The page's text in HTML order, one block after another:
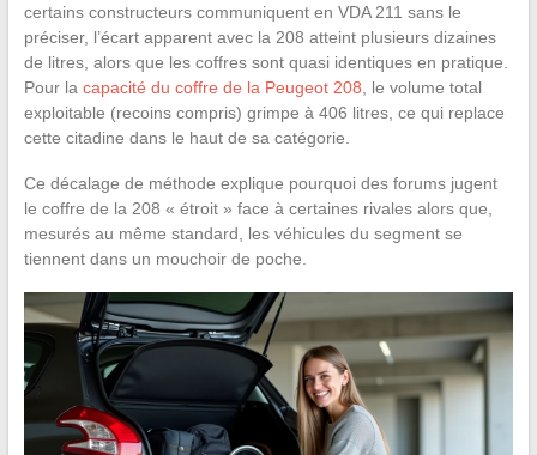
certains constructeurs communiquent en VDA 211 sans le
préciser, l’écart apparent avec la 208 atteint plusieurs dizaines
de litres, alors que les coffres sont quasi identiques en pratique.
Pour la capacité du coffre de la Peugeot 208 , le volume total
exploitable (recoins compris) grimpe à 406 litres, ce qui replace
cette citadine dans le haut de sa catégorie.
Ce décalage de méthode explique pourquoi des forums jugent
le coffre de la 208 « étroit » face à certaines rivales alors que,
mesurés au même standard, les véhicules du segment se
tiennent dans un mouchoir de poche.